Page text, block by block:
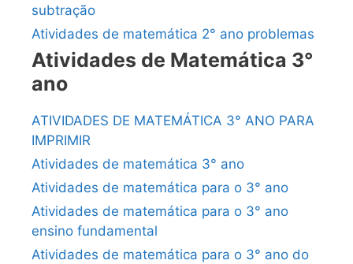
subtração
Atividades de matemática 2° ano problemas
Atividades de Matemática 3°
ano
ATIVIDADES DE MATEMÁTICA 3° ANO PARA
IMPRIMIR
Atividades de matemática 3° ano
Atividades de matemática para o 3° ano
Atividades de matemática para o 3° ano
ensino fundamental
Atividades de matemática para o 3° ano do